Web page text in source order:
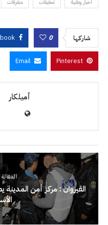
اخبار وطنية تحقيقات متفرقات
شاركها 0
Pinterest
Email
أميلكار
القيروان : مركز أمن